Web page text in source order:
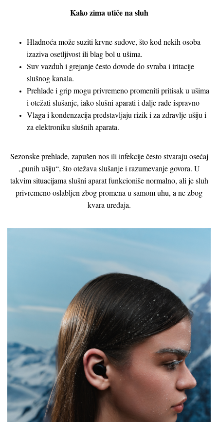
Kako zima utiče na sluh
Hladnoća može suziti krvne sudove, što kod nekih osoba
izaziva osetljivost ili blag bol u ušima.
Suv vazduh i grejanje često dovode do svraba i iritacije
slušnog kanala.
Prehlade i grip mogu privremeno promeniti pritisak u ušima
i otežati slušanje, iako slušni aparati i dalje rade ispravno
Vlaga i kondenzacija predstavljaju rizik i za zdravlje ušiju i
za elektroniku slušnih aparata.
Sezonske prehlade, zapušen nos ili infekcije često stvaraju osećaj
„punih ušiju“, što otežava slušanje i razumevanje govora. U
takvim situacijama slušni aparat funkcioniše normalno, ali je sluh
privremeno oslabljen zbog promena u samom uhu, a ne zbog
kvara uređaja.